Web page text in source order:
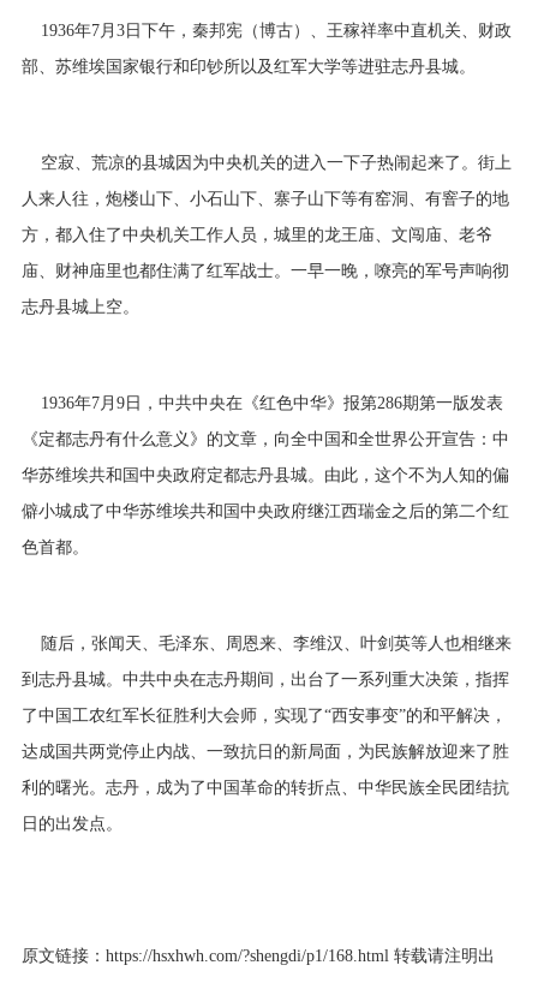
1936年7月3日下午，秦邦宪（博古）、王稼祥率中直机关、财政
部、苏维埃国家银行和印钞所以及红军大学等进驻志丹县城。
空寂、荒凉的县城因为中央机关的进入一下子热闹起来了。街上
人来人往，炮楼山下、小石山下、寨子山下等有窑洞、有窨子的地
方，都入住了中央机关工作人员，城里的龙王庙、文闯庙、老爷
庙、财神庙里也都住满了红军战士。一早一晚，嘹亮的军号声响彻
志丹县城上空。
1936年7月9日，中共中央在《红色中华》报第286期第一版发表
《定都志丹有什么意义》的文章，向全中国和全世界公开宣告：中
华苏维埃共和国中央政府定都志丹县城。由此，这个不为人知的偏
僻小城成了中华苏维埃共和国中央政府继江西瑞金之后的第二个红
色首都。
随后，张闻天、毛泽东、周恩来、李维汉、叶剑英等人也相继来
到志丹县城。中共中央在志丹期间，出台了一系列重大决策，指挥
了中国工农红军长征胜利大会师，实现了“西安事变”的和平解决，
达成国共两党停止内战、一致抗日的新局面，为民族解放迎来了胜
利的曙光。志丹，成为了中国革命的转折点、中华民族全民团结抗
日的出发点。
原文链接： https://hsxhwh.com/?shengdi/p1/168.html 转载请注明出